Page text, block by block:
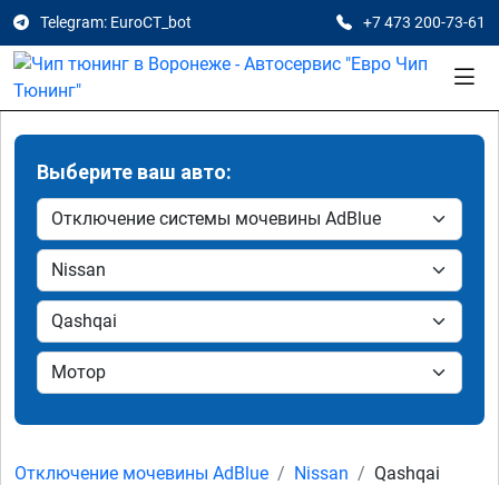
Telegram: EuroCT_bot +7 473 200-73-61
Выберите ваш авто:
Отключение мочевины AdBlue Nissan Qashqai